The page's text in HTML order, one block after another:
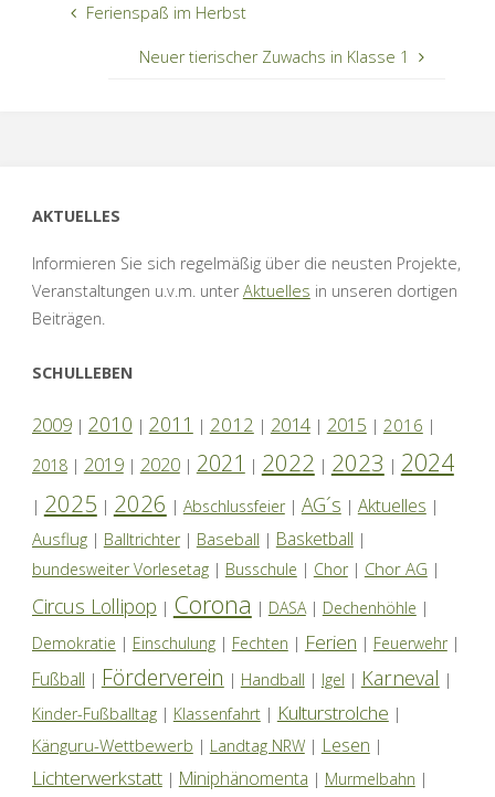
Ferienspaß im Herbst
Neuer tierischer Zuwachs in Klasse 1
AKTUELLES
Informieren Sie sich regelmäßig über die neusten Projekte,
Veranstaltungen u.v.m. unterAktuelles in unseren dortigen
Beiträgen.
SCHULLEBEN
2009| 2010 | 2011 | 2012 | 2014| 2015 | 2016 |
2018| 2019| 2020| 2021 | 2022 | 2023 | 2024
| 2025 | 2026 | Abschlussfeier| AG´s | Aktuelles |
Ausflug| Balltrichter| Baseball | Basketball |
bundesweiter Vorlesetag| Busschule | Chor| Chor AG |
Circus Lollipop | Corona | DASA| Dechenhöhle |
Demokratie | Einschulung| Fechten | Ferien | Feuerwehr|
Fußball | Förderverein | Handball | Igel | Karneval |
Kinder-Fußballtag| Klassenfahrt| Kulturstrolche |
Känguru-Wettbewerb | Landtag NRW| Lesen |
Lichterwerkstatt| Miniphänomenta | Murmelbahn |